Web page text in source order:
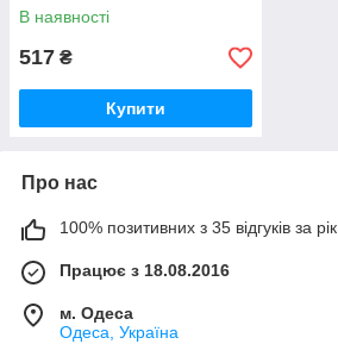
В наявності
517 ₴
Купити
Про нас
100% позитивних з 35 відгуків за рік
Працює з 18.08.2016
м. Одеса
Одеса, Україна